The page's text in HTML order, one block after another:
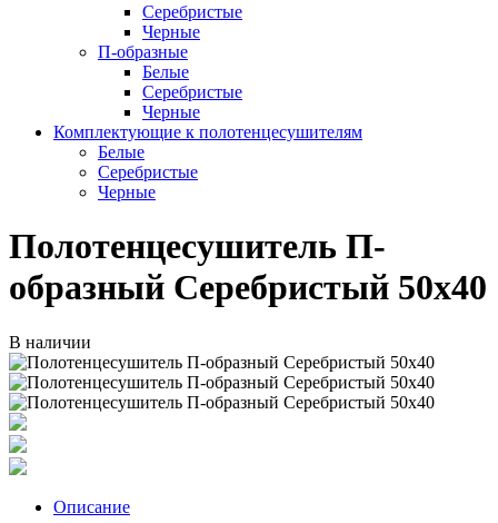
Серебристые
Черные
П-образные
Белые
Серебристые
Черные
Комплектующие к полотенцесушителям
Белые
Серебристые
Черные
Полотенцесушитель П-
образный Серебристый 50х40
В наличии
Описание